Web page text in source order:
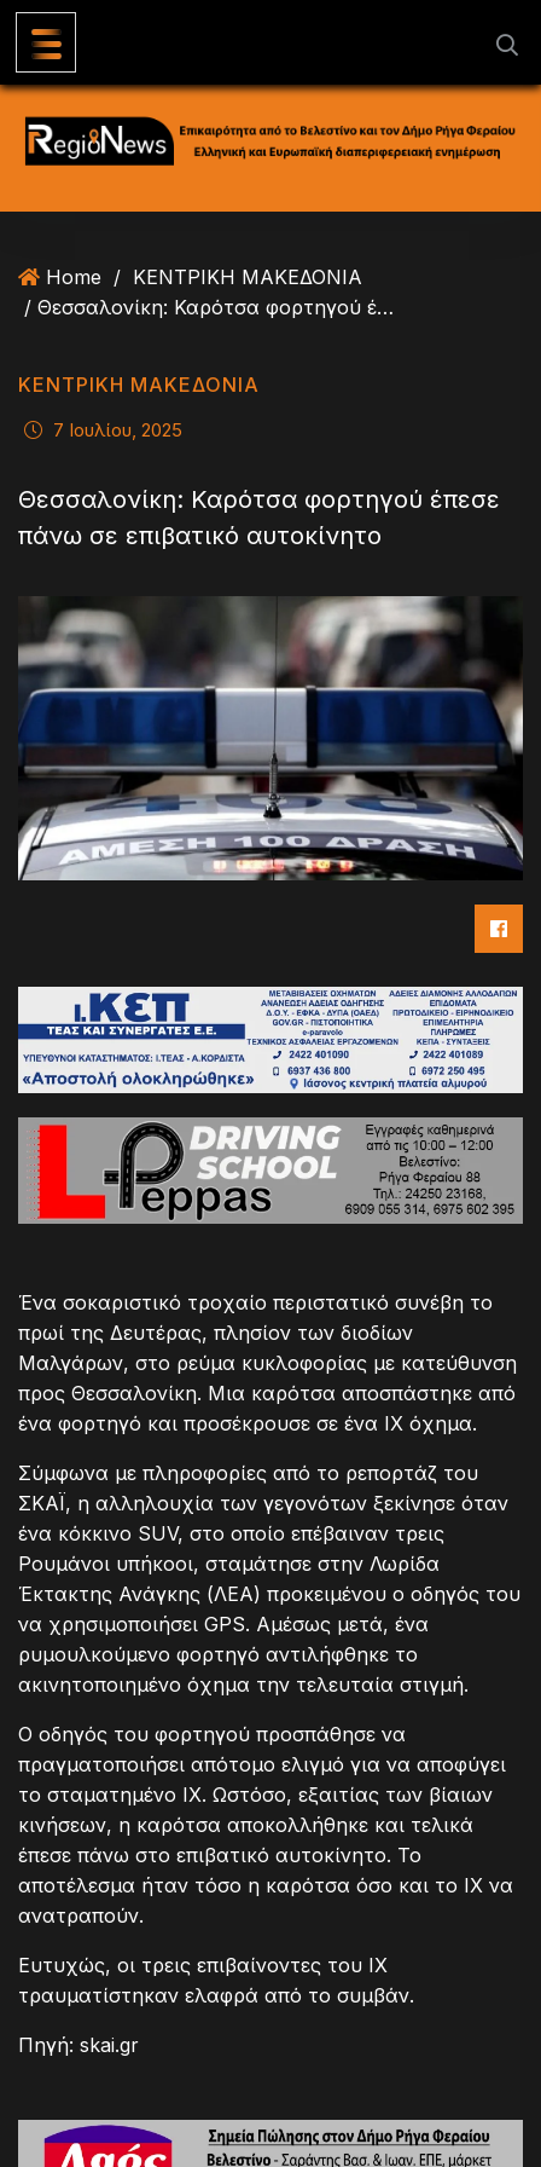
Home / ΚΕΝΤΡΙΚΗ ΜΑΚΕΔΟΝΙΑ
/ Θεσσαλονίκη: Καρότσα φορτηγού έπεσε πάνω σε επιβατικό αυτοκίνητο
ΚΕΝΤΡΙΚΗ ΜΑΚΕΔΟΝΙΑ
7 Ιουλίου, 2025
Θεσσαλονίκη: Καρότσα φορτηγού έπεσε
πάνω σε επιβατικό αυτοκίνητο
Ένα σοκαριστικό τροχαίο περιστατικό συνέβη το
πρωί της Δευτέρας, πλησίον των διοδίων
Μαλγάρων, στο ρεύμα κυκλοφορίας με κατεύθυνση
προς Θεσσαλονίκη. Μια καρότσα αποσπάστηκε από
ένα φορτηγό και προσέκρουσε σε ένα ΙΧ όχημα.
Σύμφωνα με πληροφορίες από το ρεπορτάζ του
ΣΚΑΪ, η αλληλουχία των γεγονότων ξεκίνησε όταν
ένα κόκκινο SUV, στο οποίο επέβαιναν τρεις
Ρουμάνοι υπήκοοι, σταμάτησε στην Λωρίδα
Έκτακτης Ανάγκης (ΛΕΑ) προκειμένου ο οδηγός του
να χρησιμοποιήσει GPS. Αμέσως μετά, ένα
ρυμουλκούμενο φορτηγό αντιλήφθηκε το
ακινητοποιημένο όχημα την τελευταία στιγμή.
Ο οδηγός του φορτηγού προσπάθησε να
πραγματοποιήσει απότομο ελιγμό για να αποφύγει
το σταματημένο ΙΧ. Ωστόσο, εξαιτίας των βίαιων
κινήσεων, η καρότσα αποκολλήθηκε και τελικά
έπεσε πάνω στο επιβατικό αυτοκίνητο. Το
αποτέλεσμα ήταν τόσο η καρότσα όσο και το ΙΧ να
ανατραπούν.
Ευτυχώς, οι τρεις επιβαίνοντες του ΙΧ
τραυματίστηκαν ελαφρά από το συμβάν.
Πηγή: skai.gr